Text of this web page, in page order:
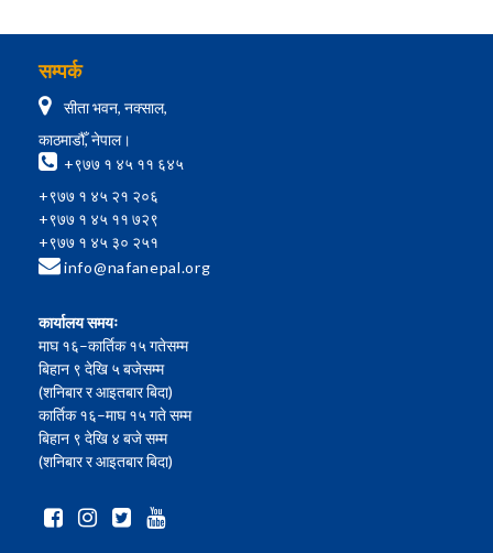
सम्पर्क
सीता भवन, नक्साल,
काठमाडौँ, नेपाल।
+९७७ १ ४५ ११ ६४५
+९७७ १ ४५ २१ २०६
+९७७ १ ४५ ११ ७२९
+९७७ १ ४५ ३० २५१
info@nafanepal.org
कार्यालय समयः
माघ १६–कार्तिक १५ गतेसम्म
बिहान ९ देखि ५ बजेसम्म
(शनिबार र आइतबार बिदा)
कार्तिक १६–माघ १५ गते सम्म
बिहान ९ देखि ४ बजे सम्म
(शनिबार र आइतबार बिदा)